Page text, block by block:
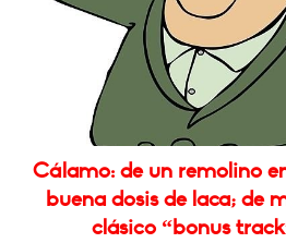
Cálamo: de un remolino
buena dosis de laca; de
clásico “bonus